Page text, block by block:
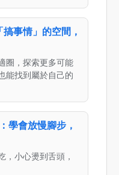
事情」的空間，
圈，探索更多可能
能找到屬於自己的
學會放慢腳步，
，小心燙到舌頭，